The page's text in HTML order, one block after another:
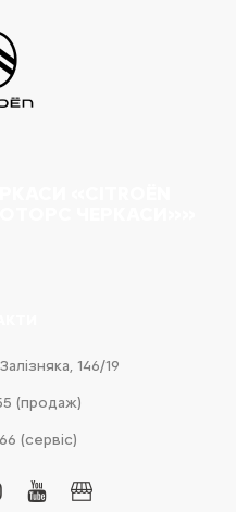
146/19
(продаж)
(сервіс)
youtubebusiness